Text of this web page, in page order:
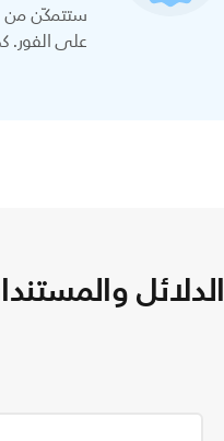
ستتمكّن من
على الفور.
الدلائل